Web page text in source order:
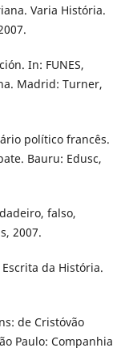
Varia História.
In: FUNES,
Madrid: Turner,
político francês.
Bauru: Edusc,
falso,
2007.
da História.
de Cristóvão
Paulo: Companhia